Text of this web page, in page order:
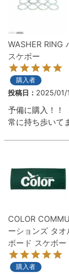
WASHER RING
スケボー
購入者
投稿日 2025/01/
予備に購入！！
常に持ち歩いて
COLOR
ーションズ タオ
ボード スケボー
購入者
8.5inch
8.6inch
8.7inch
8.8inch
9.0inch以上
高性能デッキ
8.6inch
8.7inch
8.8inch
8.9inch
65mm
70mm
72mm
75mm
メディア（
28cm
28.5cm
29cm
29.5cm
アンダーウエ
サイズの測り